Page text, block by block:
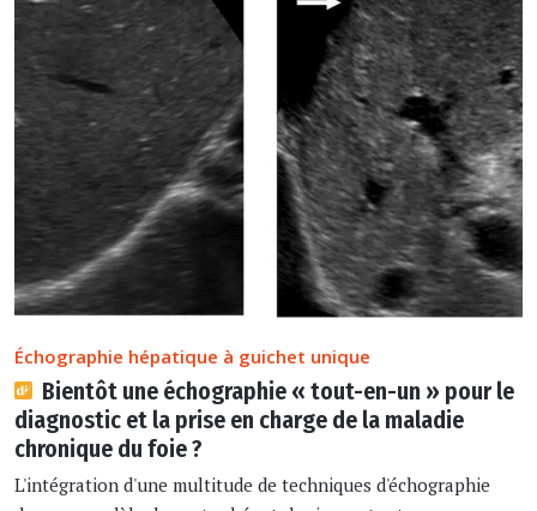
Échographie hépatique à guichet unique
Bientôt une échographie « tout-en-un » pour le
diagnostic et la prise en charge de la maladie
chronique du foie ?
L'intégration d'une multitude de techniques d'échographie